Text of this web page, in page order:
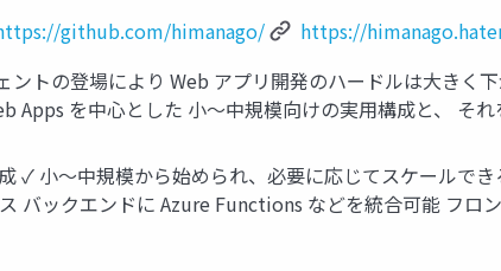
github.com/himanago/
https://
ントの登場により Web アプリ開発のハードルは大きく
Apps を中心とした 小〜中規模向けの実用構成と、 そ
✓ 小〜中規模から始められ、必要に応じてスケールで
バックエンドに Azure Functions などを統合可能 フ